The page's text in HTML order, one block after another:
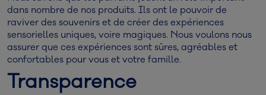
dans nombre de nos produits. Ils ont le pouvoir de
raviver des souvenirs et de créer des expériences
sensorielles uniques, voire magiques. Nous voulons nous
assurer que ces expériences sont sûres, agréables et
confortables pour vous et votre famille.
Transparence